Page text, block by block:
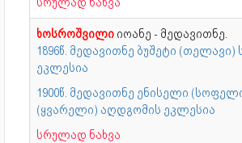
ხოსროშვილი იოანე - მედავითნე.
1896წ. მედავითნე ბუშეტი
ეკლესია
1900წ. მედავითნე ენისელი
(ყვარელი) აღდგომის ეკლესია
სრულად ნახვა